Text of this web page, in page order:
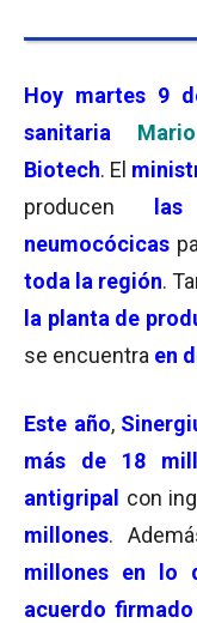
Hoy martes 9
sanitaria
Biotech. El
producen
neumocócicas
toda la región.
la planta de
se encuentra en
Este año,
más de 18
antigripal
con
millones.
millones en lo
acuerdo